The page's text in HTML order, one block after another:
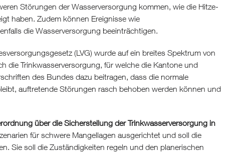
Störungen der Wasserversorgung kommen, wie die Hitze-
haben. Zudem können Ereignisse wie
die Wasserversorgung beeinträchtigen.
(LVG) wurde auf ein breites Spektrum von
die Trinkwasserversorgung, für welche die Kantone und
des Bundes dazu beitragen, dass die normale
auftretende Störungen rasch behoben werden können und
über die Sicherstellung der Trinkwasserversorgung in
für schwere Mangellagen ausgerichtet und soll die
Sie soll die Zuständigkeiten regeln und den planerischen